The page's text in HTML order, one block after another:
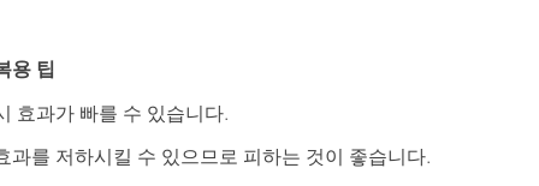
용 팁
효과가 빠를 수 있습니다.
과를 저하시킬 수 있으므로 피하는 것이 좋습니다.